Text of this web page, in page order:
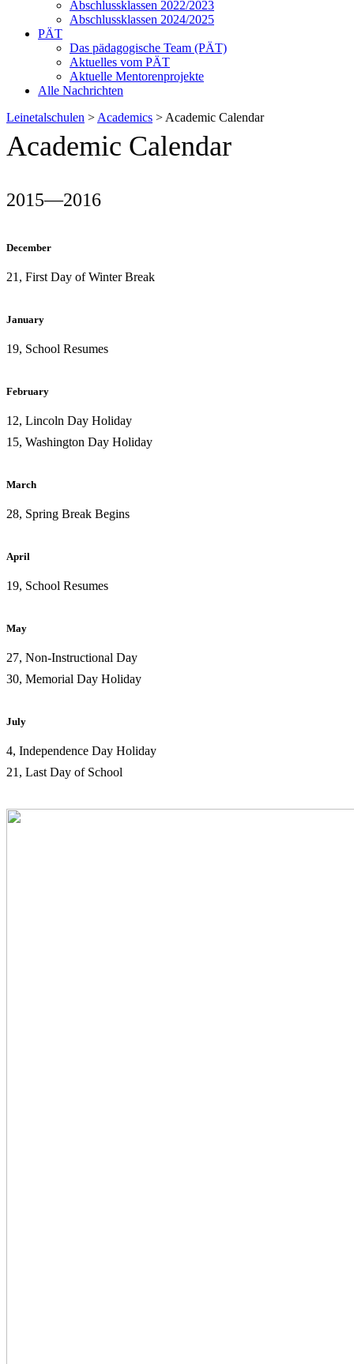
Abschlussklassen 2022/2023
Abschlussklassen 2024/2025
PÄT
Das pädagogische Team (PÄT)
Aktuelles vom PÄT
Aktuelle Mentorenprojekte
Alle Nachrichten
Leinetalschulen > Academics > Academic Calendar
Academic Calendar
2015—2016
December
21, First Day of Winter Break
January
19, School Resumes
February
12, Lincoln Day Holiday
15, Washington Day Holiday
March
28, Spring Break Begins
April
19, School Resumes
May
27, Non-Instructional Day
30, Memorial Day Holiday
July
4, Independence Day Holiday
21, Last Day of School